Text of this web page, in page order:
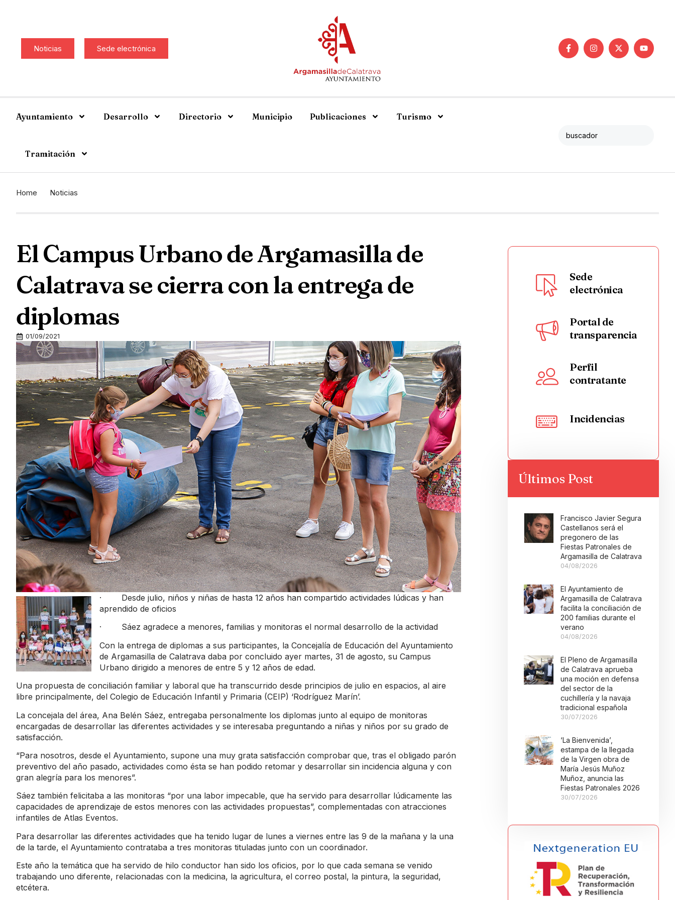
Noticias Sede electrónica
Ayuntamiento Desarrollo Directorio Municipio Publicaciones Turismo
Tramitación
Home Noticias
El Campus Urbano de Argamasilla de
Calatrava se cierra con la entrega de
diplomas
01/09/2021
· Desde julio, niños y niñas de hasta 12 años han compartido actividades lúdicas y han
aprendido de oficios
· Sáez agradece a menores, familias y monitoras el normal desarrollo de la actividad
Con la entrega de diplomas a sus participantes, la Concejalía de Educación del Ayuntamiento
de Argamasilla de Calatrava daba por concluido ayer martes, 31 de agosto, su Campus
Urbano dirigido a menores de entre 5 y 12 años de edad.
Una propuesta de conciliación familiar y laboral que ha transcurrido desde principios de julio en espacios, al aire
libre principalmente, del Colegio de Educación Infantil y Primaria (CEIP) ‘Rodríguez Marín’.
La concejala del área, Ana Belén Sáez, entregaba personalmente los diplomas junto al equipo de monitoras
encargadas de desarrollar las diferentes actividades y se interesaba preguntando a niñas y niños por su grado de
satisfacción.
“Para nosotros, desde el Ayuntamiento, supone una muy grata satisfacción comprobar que, tras el obligado parón
preventivo del año pasado, actividades como ésta se han podido retomar y desarrollar sin incidencia alguna y con
gran alegría para los menores”.
Sáez también felicitaba a las monitoras “por una labor impecable, que ha servido para desarrollar lúdicamente las
capacidades de aprendizaje de estos menores con las actividades propuestas”, complementadas con atracciones
infantiles de Atlas Eventos.
Para desarrollar las diferentes actividades que ha tenido lugar de lunes a viernes entre las 9 de la mañana y la una
de la tarde, el Ayuntamiento contrataba a tres monitoras tituladas junto con un coordinador.
Este año la temática que ha servido de hilo conductor han sido los oficios, por lo que cada semana se venido
trabajando uno diferente, relacionadas con la medicina, la agricultura, el correo postal, la pintura, la seguridad,
etcétera.
Sede
electrónica
Portal de
transparencia
Perfil
contratante
Incidencias
Últimos Post
Francisco Javier Segura
Castellanos será el
pregonero de las
Fiestas Patronales de
Argamasilla de Calatrava
04/08/2026
El Ayuntamiento de
Argamasilla de Calatrava
facilita la conciliación de
200 familias durante el
verano
04/08/2026
El Pleno de Argamasilla
de Calatrava aprueba
una moción en defensa
del sector de la
cuchillería y la navaja
tradicional española
30/07/2026
‘La Bienvenida’,
estampa de la llegada
de la Virgen obra de
María Jesús Muñoz
Muñoz, anuncia las
Fiestas Patronales 2026
30/07/2026